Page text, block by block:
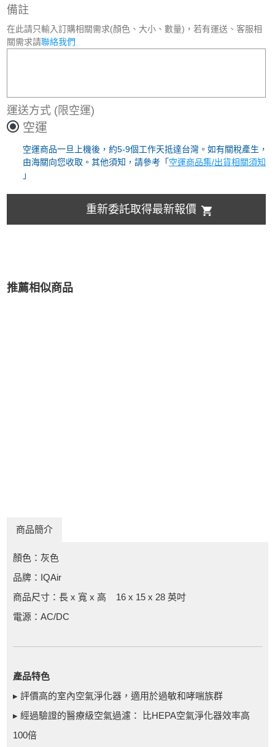
備註
在此請只輸入訂購相關需求(顏色、大小、數量)，若有運送、客服相
關需求請聯絡我們
運送方式 (限空運)
空運
空運商品一旦上機後，約5-9個工作天抵達台灣。如有關稅產生，
由海關向您收取。其他須知，請參考「 空運商品集/出貨相關須知
」
重新委託取得最新報價
推薦相似商品
商品簡介
顏色：灰色
品牌：IQAir
商品尺寸：長 x 寬 x 高 16 x 15 x 28 英吋
電源：AC/DC
產品特色
▸ 評價高的室內空氣淨化器，適用於過敏和哮喘族群
▸ 經過驗證的醫療級空氣過濾： 比HEPA空氣淨化器效率高
100倍